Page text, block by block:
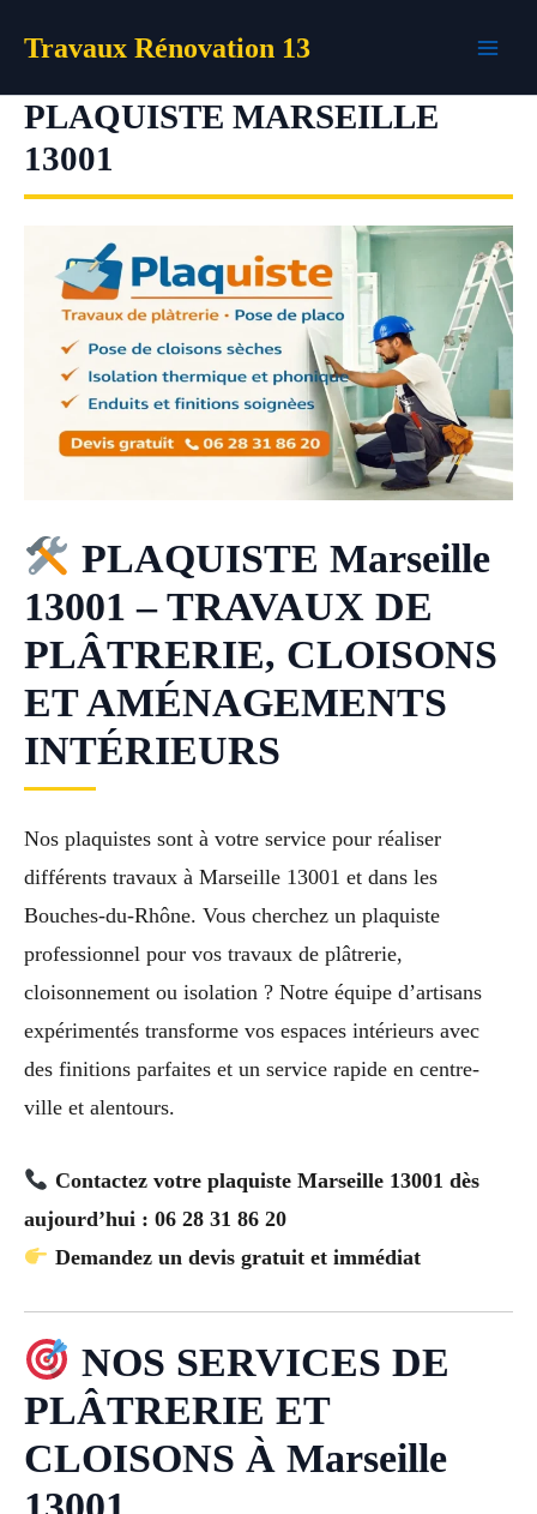
Travaux Rénovation 13
PLAQUISTE MARSEILLE
13001
PLAQUISTE Marseille
13001 – TRAVAUX DE
PLÂTRERIE, CLOISONS
ET AMÉNAGEMENTS
INTÉRIEURS
Nos plaquistes sont à votre service pour réaliser
différents travaux à Marseille 13001 et dans les
Bouches-du-Rhône. Vous cherchez un plaquiste
professionnel pour vos travaux de plâtrerie,
cloisonnement ou isolation ? Notre équipe d’artisans
expérimentés transforme vos espaces intérieurs avec
des finitions parfaites et un service rapide en centre-
ville et alentours.
Contactez votre plaquiste Marseille 13001 dès
aujourd’hui : 06 28 31 86 20
Demandez un devis gratuit et immédiat
NOS SERVICES DE
PLÂTRERIE ET
CLOISONS À Marseille